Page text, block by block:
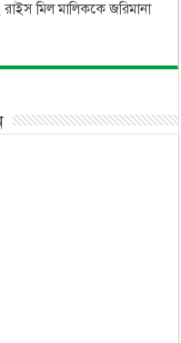
মিল মালিককে জরিমানা